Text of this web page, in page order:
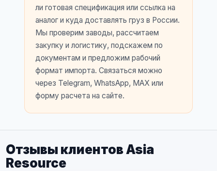
ли готовая спецификация или ссылка на
аналог и куда доставлять груз в России.
Мы проверим заводы, рассчитаем
закупку и логистику, подскажем по
документам и предложим рабочий
формат импорта. Связаться можно
через Telegram, WhatsApp, MAX или
форму расчета на сайте.
Отзывы клиентов Asia
Resource